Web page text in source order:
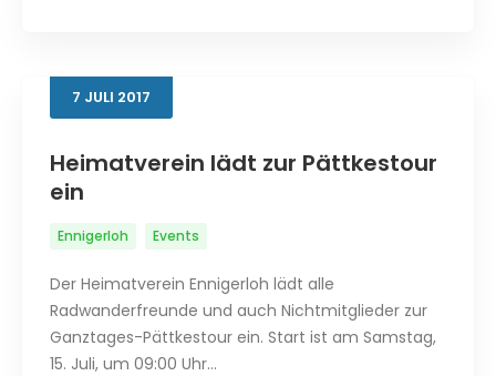
7 JULI 2017
Heimatverein lädt zur Pättkestour
ein
Ennigerloh Events
Der Heimatverein Ennigerloh lädt alle
Radwanderfreunde und auch Nichtmitglieder zur
Ganztages-Pättkestour ein. Start ist am Samstag,
15. Juli, um 09:00 Uhr…